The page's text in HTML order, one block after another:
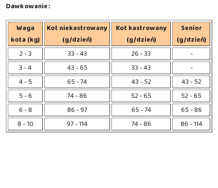
Dawkowanie:
Waga
kota (kg)
Kot niekastrowany
(g/dzień)
Kot kastrowany
(g/dzień)
Senior
(g/dzień)
2 - 3
33 - 43 26 - 33
-
3 - 4
43 - 65 33 - 43
-
4 - 5
65 - 74 43 - 52
43 - 52
5 - 6
74 - 86 52 - 65
52 - 65
6 - 8
86 - 97 65 - 74
65 - 86
8 - 10
97 - 114 74 - 86 86 - 114